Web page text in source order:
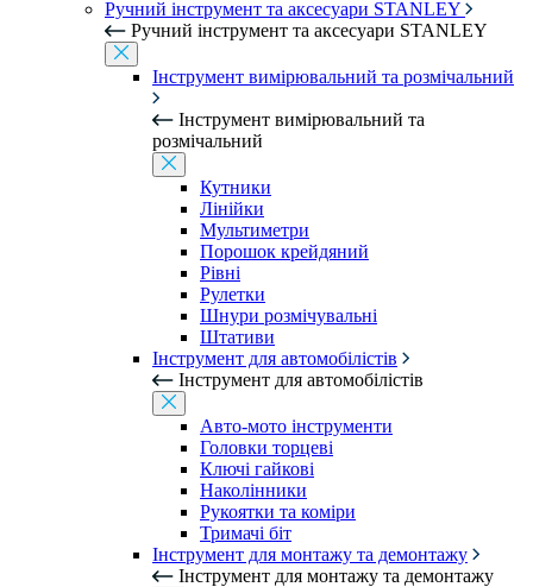
Ручний інструмент та аксесуари STANLEY
Ручний інструмент та аксесуари STANLEY
Інструмент вимірювальний та розмічальний
Інструмент вимірювальний та
розмічальний
Кутники
Лінійки
Мультиметри
Порошок крейдяний
Рівні
Рулетки
Шнури розмічувальні
Штативи
Інструмент для автомобілістів
Інструмент для автомобілістів
Авто-мото інструменти
Головки торцеві
Ключі гайкові
Наколінники
Рукоятки та коміри
Тримачі біт
Інструмент для монтажу та демонтажу
Інструмент для монтажу та демонтажу